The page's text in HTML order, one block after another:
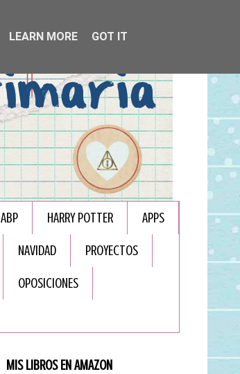
ABP HARRY POTTER APPS
NAVIDAD PROYECTOS
OPOSICIONES
MIS LIBROS EN AMAZON
LEARN MORE GOT IT